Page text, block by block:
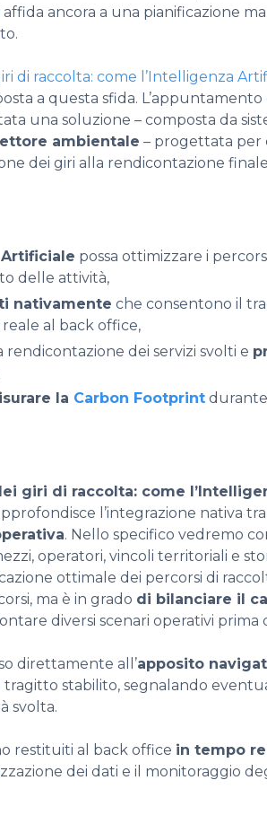
ancora a una pianificazione
di raccolta: come l’Intelligenza
a questa sfida. L’appuntamento
una soluzione – composta da
ambientale – progettata per
dei giri alla rendicontazione
possa ottimizzare i
delle attività,
nativamente che consentono il
al back office,
dei servizi svolti e
la Carbon Footprintdurante
giri di raccolta: come
l’integrazione nativa
. Nello specifico vedremo
operatori, vincoli territoriali e
ottimale dei percorsi di
ma è in grado di bilanciare il
diversi scenari operativi prima
direttamente all’apposito
tragitto stabilito, segnalando
svolta.
restituiti al back office in tempo
dei dati e il monitoraggio